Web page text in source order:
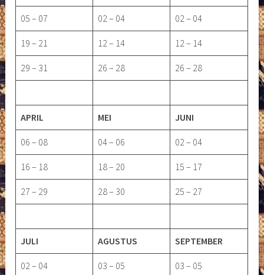
05 – 07 02 – 04 02 – 04
19 – 21 12 – 14 12 – 14
29 – 31 26 – 28 26 – 28
APRIL MEI JUNI
06 – 08 04 – 06 02 – 04
16 – 18 18 – 20 15 – 17
27 – 29 28 – 30 25 – 27
JULI AGUSTUS SEPTEMBER
02 – 04 03 – 05 03 – 05